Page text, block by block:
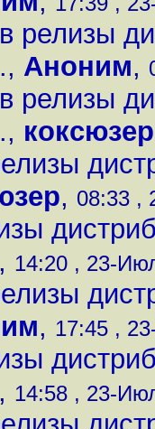
релизы
, Аноним,
релизы
, коксюзер
, 08:33 ,
, 14:20 , 23-
, 17:45 ,
, 14:58 , 23-